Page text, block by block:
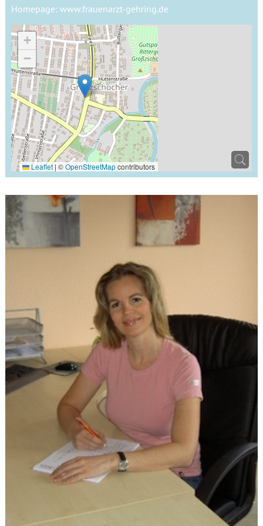
Homepage: www.frauenarzt-gehring.de
+
−
Leaflet | ©OpenStreetMapcontributors